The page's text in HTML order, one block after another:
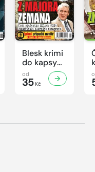
Blesk krimi
do kapsy
č.5/2026
od
35Kč